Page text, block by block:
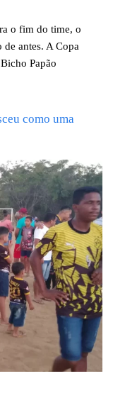
o fim do time, o
antes. A Copa
Papão
como uma